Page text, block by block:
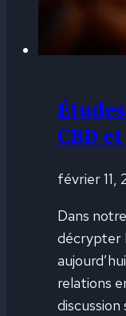
CBD
février 11,
Dans
décrypter
relations